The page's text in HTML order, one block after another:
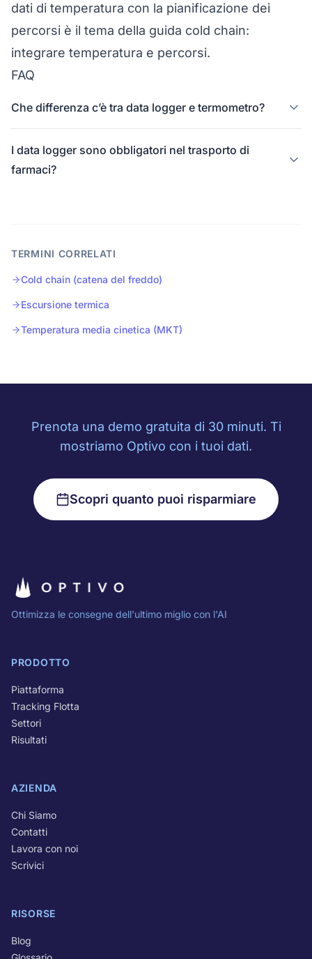
dati di temperatura con la pianificazione dei
percorsi è il tema della guida cold chain:
integrare temperatura e percorsi.
FAQ
Che differenza c’è tra data logger e termometro?
I data logger sono obbligatori nel trasporto di
farmaci?
TERMINI CORRELATI
Cold chain (catena del freddo)
Escursione termica
Temperatura media cinetica (MKT)
Prenota una demo gratuita di 30 minuti. Ti
mostriamo Optivo con i tuoi dati.
Scopri quanto puoi risparmiare
Ottimizza le consegne dell'ultimo miglio con l'AI
PRODOTTO
Piattaforma
Tracking Flotta
Settori
Risultati
AZIENDA
Chi Siamo
Contatti
Lavora con noi
Scrivici
RISORSE
Blog